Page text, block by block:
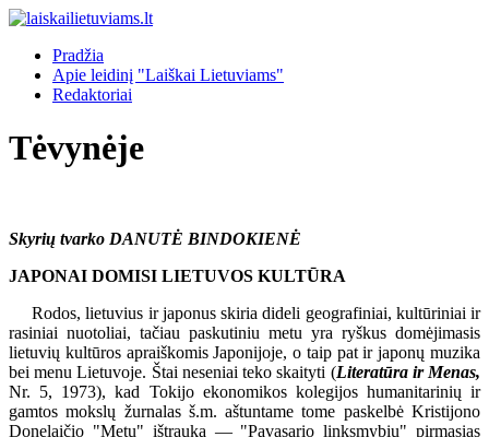
Pradžia
Apie leidinį "Laiškai Lietuviams"
Redaktoriai
Tėvynėje
Skyrių tvarko DANUTĖ BINDOKIENĖ
JAPONAI DOMISI LIETUVOS KULTŪRA
Rodos, lietuvius ir japonus skiria dideli geografiniai, kultūriniai ir
rasiniai nuotoliai, tačiau paskutiniu metu yra ryškus domėjimasis
lietuvių kultūros apraiškomis Japonijoje, o taip pat ir japonų muzika
bei menu Lietuvoje. Štai neseniai teko skaityti (Literatūra ir Menas,
Nr. 5, 1973), kad Tokijo ekonomikos kolegijos humanitarinių ir
gamtos mokslų žurnalas š.m. aštuntame tome paskelbė Kristijono
Donelaičio "Metų" ištrauką — "Pavasario linksmybių" pirmąsias